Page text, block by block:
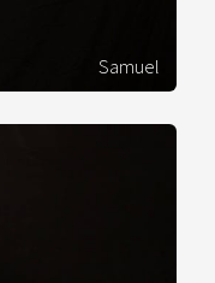
Samuel